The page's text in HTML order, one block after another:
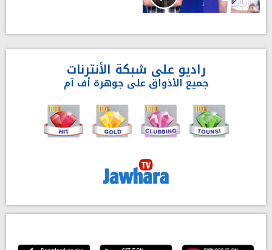
راديو على شبكة الأنترنات
جميع الأذواق على جوهرة أف آم